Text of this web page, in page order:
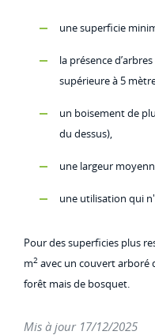
une superficie
la présence
supérieure à 5
un boisement de
du dessus),
une largeur
une utilisation qui
Pour des superficies plus
m2 avec un couvert arboré
forêt mais de bosquet.
Mis à jour 17/12/2025